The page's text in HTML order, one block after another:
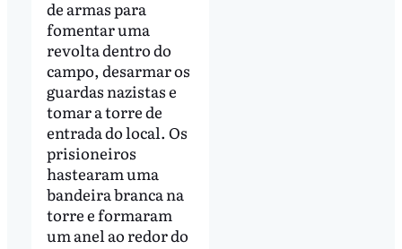
de armas para
fomentar uma
revolta dentro do
campo, desarmar os
guardas nazistas e
tomar a torre de
entrada do local. Os
prisioneiros
hastearam uma
bandeira branca na
torre e formaram
um anel ao redor do